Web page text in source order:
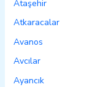
Ataşehir
Atkaracalar
Avanos
Avcılar
Ayancık